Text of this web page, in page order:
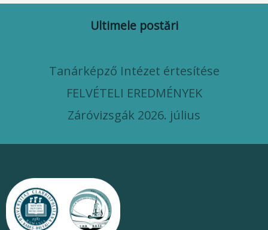
Ultimele postări
Tanárképző Intézet értesítése
FELVÉTELI EREDMÉNYEK
Záróvizsgák 2026. július